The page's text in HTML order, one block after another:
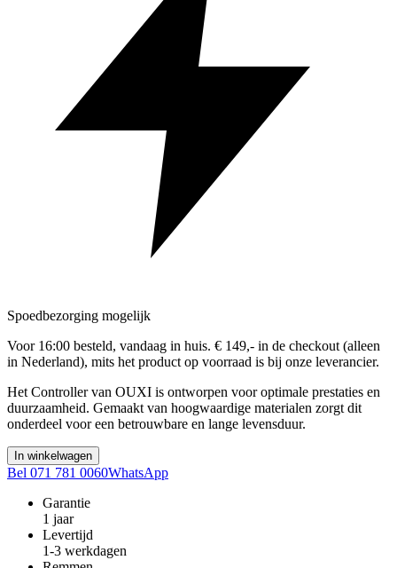
Spoedbezorging mogelijk
Voor 16:00 besteld, vandaag in huis. € 149,- in de checkout (alleen
in Nederland), mits het product op voorraad is bij onze leverancier.
Het Controller van OUXI is ontworpen voor optimale prestaties en
duurzaamheid. Gemaakt van hoogwaardige materialen zorgt dit
onderdeel voor een betrouwbare en lange levensduur.
In winkelwagen
Bel 071 781 0060WhatsApp
Garantie
1 jaar
Levertijd
1-3 werkdagen